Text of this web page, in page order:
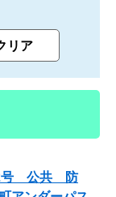
2号 公共 防